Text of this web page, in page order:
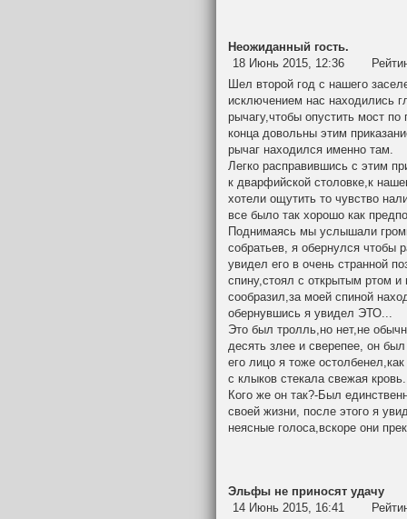
Неожиданный гость.
18 Июнь 2015, 12:36
Шел второй год с нашего
исключением нас находились
рычагу,чтобы опустить мост
конца довольны этим
рычаг находился именно там.
Легко расправившись с этим
к дварфийской столовке,к
хотели ощутить то чувство
все было так хорошо как
Поднимаясь мы услышали
собратьев, я обернулся чтобы
увидел его в очень странной
спину,стоял с открытым ртом и
сообразил,за моей спиной
обернувшись я увидел ЭТО...
Это был тролль,но нет,не
десять злее и сверепее, он
его лицо я тоже
с клыков стекала свежая кровь.
Кого же он так?-Был
своей жизни, после этого я
неясные голоса,вскоре они
Эльфы не приносят удачу
14 Июнь 2015, 16:41